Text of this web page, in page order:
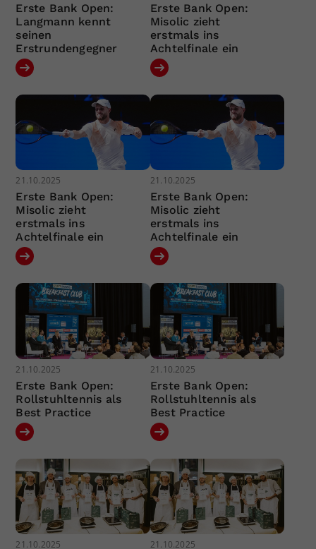
Erste Bank Open:
Langmann kennt
seinen
Erstrundengegner
Erste Bank Open:
Misolic zieht
erstmals ins
Achtelfinale ein
21.10.2025
Erste Bank Open:
Misolic zieht
erstmals ins
Achtelfinale ein
21.10.2025
Erste Bank Open:
Misolic zieht
erstmals ins
Achtelfinale ein
21.10.2025
Erste Bank Open:
Rollstuhltennis als
Best Practice
21.10.2025
Erste Bank Open:
Rollstuhltennis als
Best Practice
21.10.2025 21.10.2025